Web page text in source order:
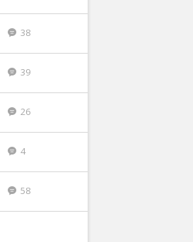
38
39
26
4
58